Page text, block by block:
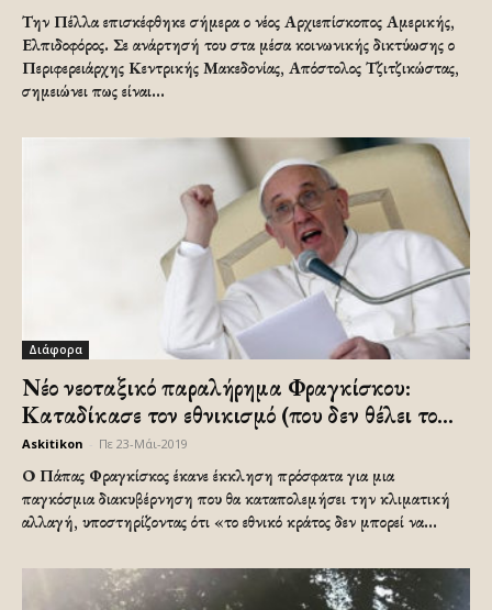
Την Πέλλα επισκέφθηκε σήμερα ο νέος Αρχιεπίσκοπος Αμερικής,
Ελπιδοφόρος. Σε ανάρτησή του στα μέσα κοινωνικής δικτύωσης ο
Περιφερειάρχης Κεντρικής Μακεδονίας, Απόστολος Τζιτζικώστας,
σημειώνει πως είναι...
Διάφορα
Νέο νεοταξικό παραλήρημα Φραγκίσκου:
Καταδίκασε τον εθνικισμό (που δεν θέλει το...
Askitikon Πε 23-Μάι-2019
Ο Πάπας Φραγκίσκος έκανε έκκληση πρόσφατα για μια
παγκόσμια διακυβέρνηση που θα καταπολεμήσει την κλιματική
αλλαγή, υποστηρίζοντας ότι «το εθνικό κράτος δεν μπορεί να...